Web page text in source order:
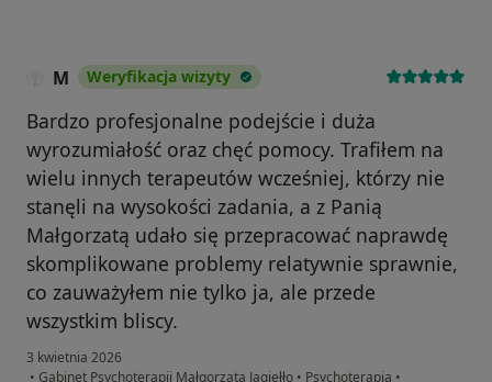
M Weryfikacja wizyty
Bardzo profesjonalne podejście i duża
wyrozumiałość oraz chęć pomocy. Trafiłem na
wielu innych terapeutów wcześniej, którzy nie
stanęli na wysokości zadania, a z Panią
Małgorzatą udało się przepracować naprawdę
skomplikowane problemy relatywnie sprawnie,
co zauważyłem nie tylko ja, ale przede
wszystkim bliscy.
3 kwietnia 2026
• Gabinet Psychoterapii Małgorzata Jagiełło • Psychoterapia •